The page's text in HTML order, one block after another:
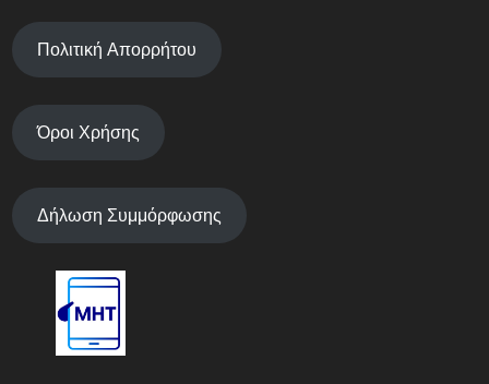
Πολιτική Απορρήτου
Όροι Χρήσης
Δήλωση Συμμόρφωσης